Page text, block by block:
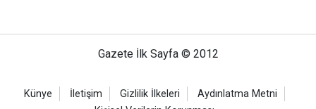
Gazete İlk Sayfa © 2012
Künye İletişim Gizlilik İlkeleri
Aydınlatma Metni